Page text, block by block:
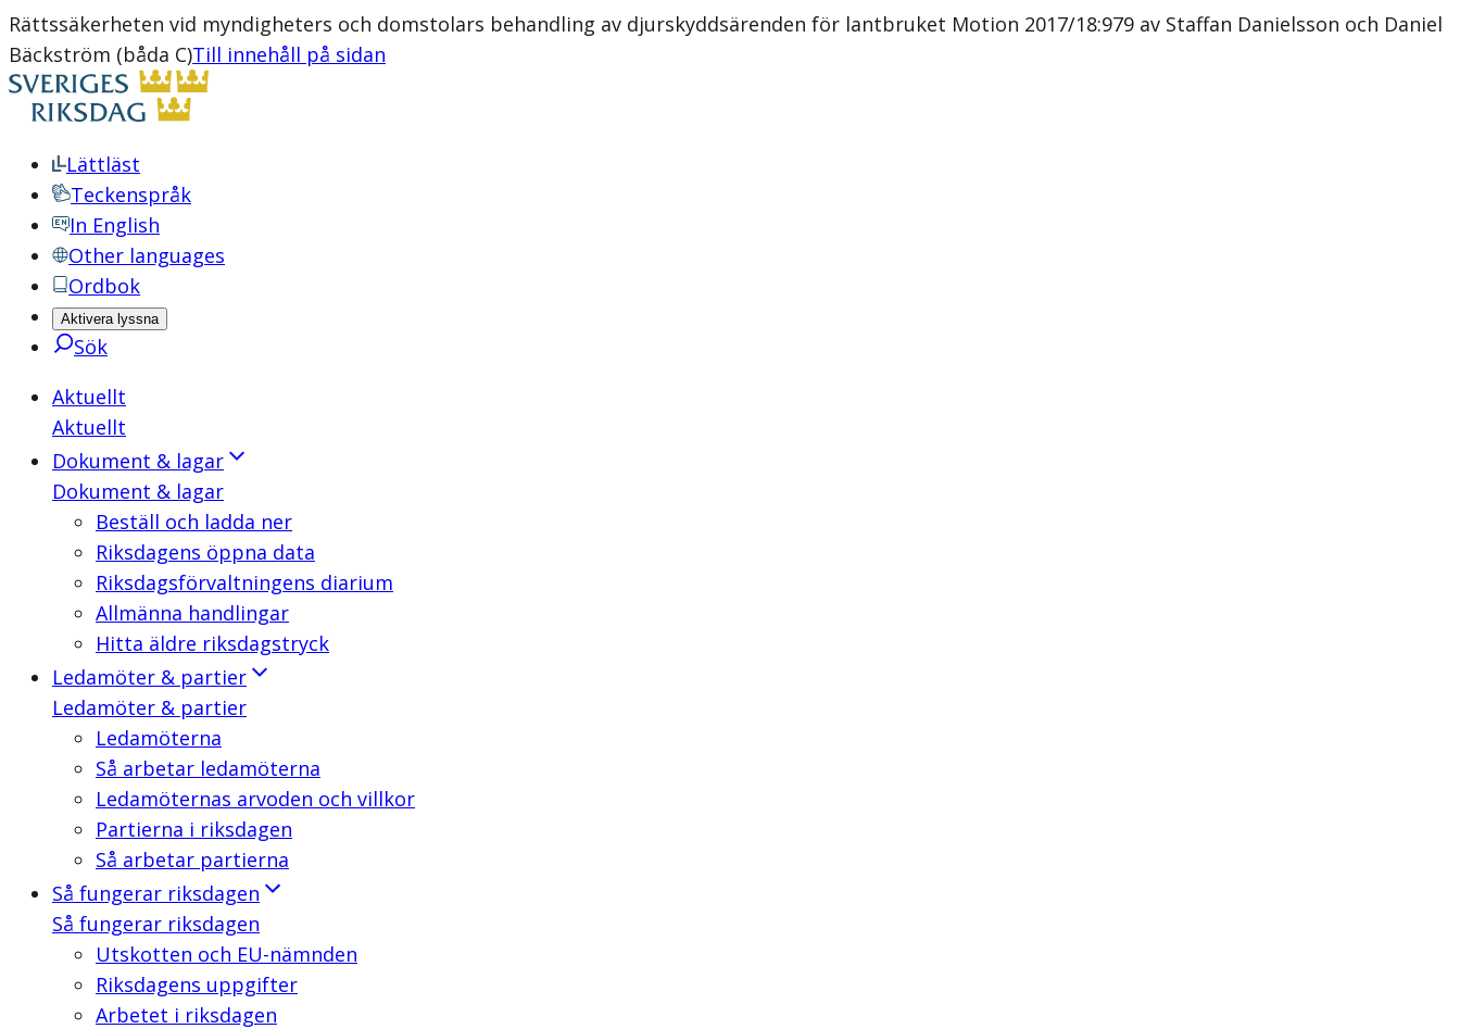
Rättssäkerheten vid myndigheters och domstolars behandling av djurskyddsärenden för lantbruket Motion 2017/18:979 av Staffan Danielsson och Daniel
Bäckström (båda C)Till innehåll på sidan
Lättläst
Teckenspråk
In English
Other languages
Ordbok
Aktivera lyssna
Sök
Aktuellt
Aktuellt
Dokument & lagar
Dokument & lagar
Beställ och ladda ner
Riksdagens öppna data
Riksdagsförvaltningens diarium
Allmänna handlingar
Hitta äldre riksdagstryck
Ledamöter & partier
Ledamöter & partier
Ledamöterna
Så arbetar ledamöterna
Ledamöternas arvoden och villkor
Partierna i riksdagen
Så arbetar partierna
Så fungerar riksdagen
Så fungerar riksdagen
Utskotten och EU-nämnden
Riksdagens uppgifter
Arbetet i riksdagen